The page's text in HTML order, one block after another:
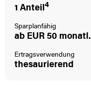
1 Anteil4
Sparplanfähig
ab EUR 50 monatl.
Ertragsverwendung
thesaurierend